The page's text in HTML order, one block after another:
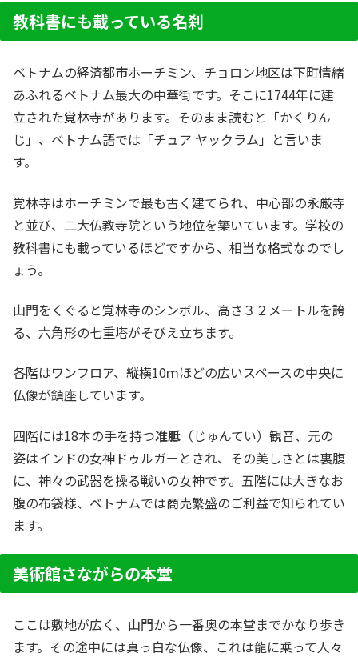
教科書にも載っている名刹
ベトナムの経済都市ホーチミン、チョロン地区は下町情緒
あふれるベトナム最大の中華街です。そこに1744年に建
立された覚林寺があります。そのまま読むと「かくりん
じ」、ベトナム語では「チュア ヤックラム」と言いま
す。
覚林寺はホーチミンで最も古く建てられ、中心部の永厳寺
と並び、二大仏教寺院という地位を築いています。学校の
教科書にも載っているほどですから、相当な格式なのでし
ょう。
山門をくぐると覚林寺のシンボル、高さ３２メートルを誇
る、六角形の七重塔がそびえ立ちます。
各階はワンフロア、縦横10ｍほどの広いスペースの中央に
仏像が鎮座しています。
四階には18本の手を持つ准胝 （じゅんてい）観音、元の
姿はインドの女神ドゥルガーとされ、その美しさとは裏腹
に、神々の武器を操る戦いの女神です。五階には大きなお
腹の布袋様、ベトナムでは商売繁盛のご利益で知られてい
ます。
美術館さながらの本堂
ここは敷地が広く、山門から一番奥の本堂までかなり歩き
ます。その途中には真っ白な仏像、これは龍に乗って人々